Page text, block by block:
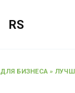
RS
ДЛЯ БИЗНЕСА »